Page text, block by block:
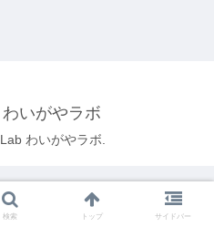
いがやラボ
わいがやラボ.
検索 トップ サイドバー